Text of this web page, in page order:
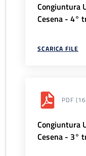
Congiuntura
Cesena - 4°
SCARICA FILE
PDF
Congiuntura
Cesena - 3°